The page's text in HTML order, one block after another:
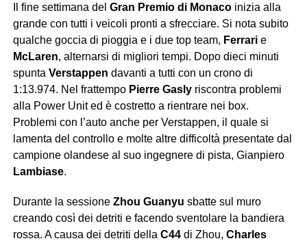
Il fine settimana del Gran Premio di Monacoinizia alla
grande con tutti i veicoli pronti a sfrecciare. Si nota subito
qualche goccia di pioggia e i due top team, Ferrarie
McLaren, alternarsi di migliori tempi. Dopo dieci minuti
spunta Verstappen davanti a tutti con un crono di
1:13.974. Nel frattempo Pierre Gaslyriscontra problemi
alla Power Unit ed è costretto a rientrare nei box.
Problemi con l’auto anche per Verstappen, il quale si
lamenta del controllo e molte altre difficoltà presentate dal
campione olandese al suo ingegnere di pista, Gianpiero
Lambiase.
Durante la sessione Zhou Guanyu sbatte sul muro
creando così dei detriti e facendo sventolare la bandiera
rossa. A causa dei detriti della C44di Zhou, Charles